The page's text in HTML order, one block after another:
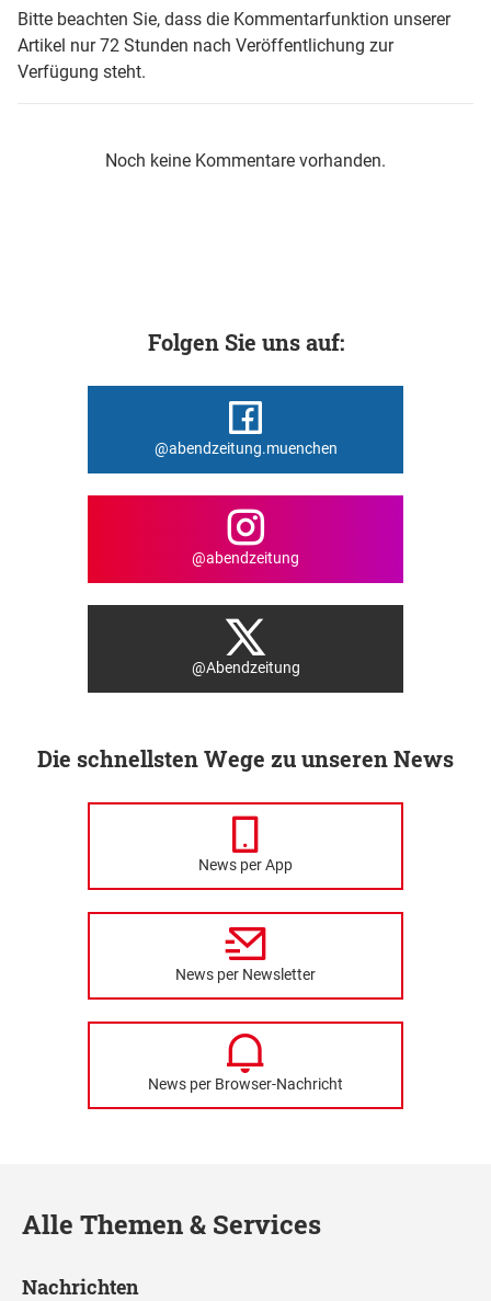
Bitte beachten Sie, dass die Kommentarfunktion unserer
Artikel nur 72 Stunden nach Veröffentlichung zur
Verfügung steht.
Noch keine Kommentare vorhanden.
Folgen Sie uns auf:
@abendzeitung.muenchen
@abendzeitung
@Abendzeitung
Die schnellsten Wege zu unseren News
News per App
News per Newsletter
News per Browser-Nachricht
Alle Themen & Services
Nachrichten